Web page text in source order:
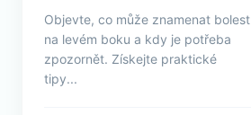
Objevte, co může znamenat bolest
na levém boku a kdy je potřeba
zpozornět. Získejte praktické
tipy...